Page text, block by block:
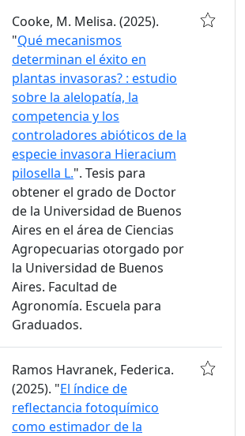
Cooke, M. Melisa. (2025).
"Qué mecanismos
determinan el éxito en
plantas invasoras? : estudio
sobre la alelopatía, la
competencia y los
controladores abióticos de la
especie invasora Hieracium
pilosella L.". Tesis para
obtener el grado de Doctor
de la Universidad de Buenos
Aires en el área de Ciencias
Agropecuarias otorgado por
la Universidad de Buenos
Aires. Facultad de
Agronomía. Escuela para
Graduados.
Ramos Havranek, Federica.
(2025). "El índice de
reflectancia fotoquímico
como estimador de la